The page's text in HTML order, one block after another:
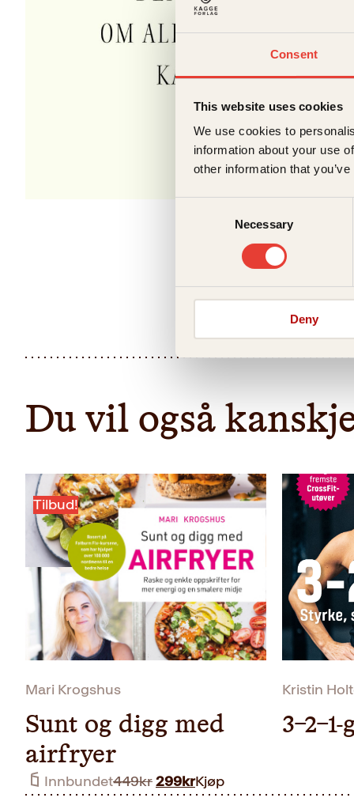
Consent
This website uses cookies
We use cookies to
information about your use
other information that
Necessary
Deny
Du vil også
Tilbud!
Mari Krogshus
Sunt og digg med
airfryer
Innbundet449krOpprinnelig
pris
299krNåværende
pris
Kjøp
Kristin
3-2-1-